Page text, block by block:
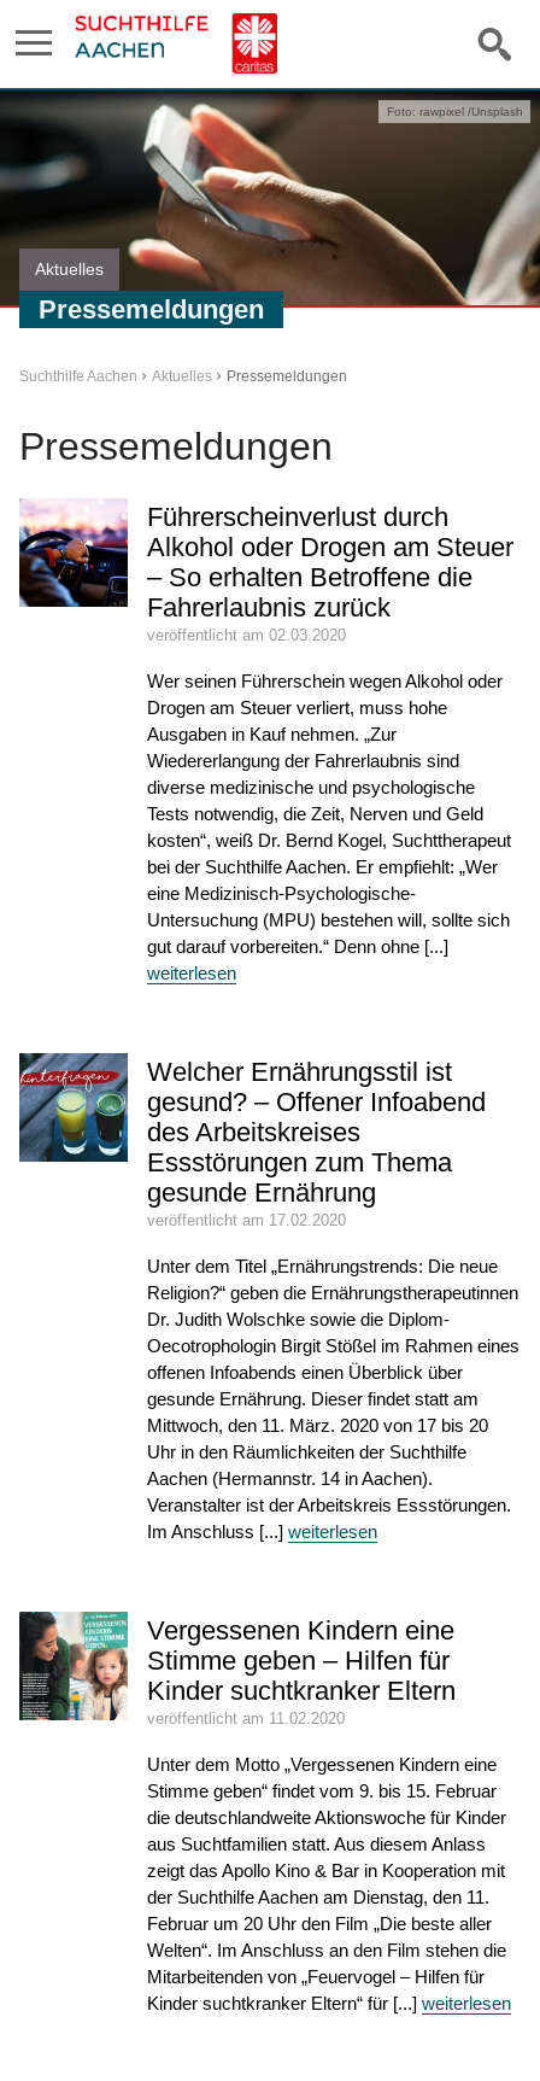
Aktuelles
Pressemeldungen
Foto: rawpixel /Unsplash
Suchthilfe Aachen Aktuelles Pressemeldungen
Pressemeldungen
Führerscheinverlust durch
Alkohol oder Drogen am Steuer
– So erhalten Betroffene die
Fahrerlaubnis zurück
veröffentlicht am 02.03.2020
Wer seinen Führerschein wegen Alkohol oder
Drogen am Steuer verliert, muss hohe
Ausgaben in Kauf nehmen. „Zur
Wiedererlangung der Fahrerlaubnis sind
diverse medizinische und psychologische
Tests notwendig, die Zeit, Nerven und Geld
kosten“, weiß Dr. Bernd Kogel, Suchttherapeut
bei der Suchthilfe Aachen. Er empfiehlt: „Wer
eine Medizinisch-Psychologische-
Untersuchung (MPU) bestehen will, sollte sich
gut darauf vorbereiten.“ Denn ohne [...]
weiterlesen
Welcher Ernährungsstil ist
gesund? – Offener Infoabend
des Arbeitskreises
Essstörungen zum Thema
gesunde Ernährung
veröffentlicht am 17.02.2020
Unter dem Titel „Ernährungstrends: Die neue
Religion?“ geben die Ernährungstherapeutinnen
Dr. Judith Wolschke sowie die Diplom-
Oecotrophologin Birgit Stößel im Rahmen eines
offenen Infoabends einen Überblick über
gesunde Ernährung. Dieser findet statt am
Mittwoch, den 11. März. 2020 von 17 bis 20
Uhr in den Räumlichkeiten der Suchthilfe
Aachen (Hermannstr. 14 in Aachen).
Veranstalter ist der Arbeitskreis Essstörungen.
Im Anschluss [...] weiterlesen
Vergessenen Kindern eine
Stimme geben – Hilfen für
Kinder suchtkranker Eltern
veröffentlicht am 11.02.2020
Unter dem Motto „Vergessenen Kindern eine
Stimme geben“ findet vom 9. bis 15. Februar
die deutschlandweite Aktionswoche für Kinder
aus Suchtfamilien statt. Aus diesem Anlass
zeigt das Apollo Kino & Bar in Kooperation mit
der Suchthilfe Aachen am Dienstag, den 11.
Februar um 20 Uhr den Film „Die beste aller
Welten“. Im Anschluss an den Film stehen die
Mitarbeitenden von „Feuervogel – Hilfen für
Kinder suchtkranker Eltern“ für [...] weiterlesen